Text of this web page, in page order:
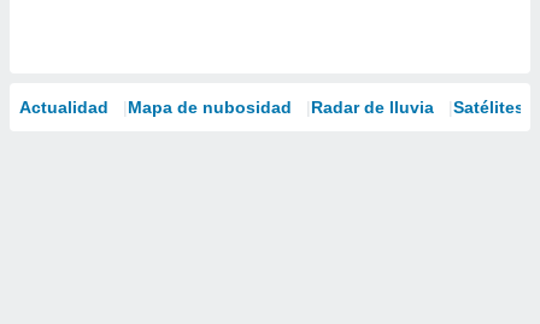
Actualidad Mapa de nubosidad Radar de lluvia Satélites